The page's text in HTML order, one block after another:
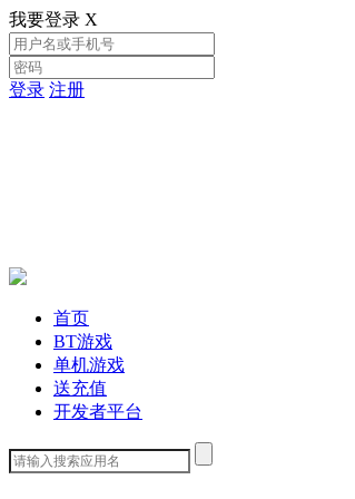
我要登录 X
登录 注册
首页
BT游戏
单机游戏
送充值
开发者平台